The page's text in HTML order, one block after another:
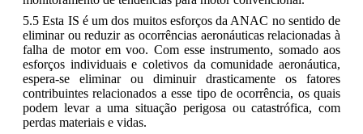
5.5 Esta IS é um dos muitos esforços da ANAC no sentido de
eliminar ou reduzir as ocorrências aeronáuticas relacionadas à
falha de motor em voo. Com esse instrumento, somado aos
esforços individuais e coletivos da comunidade aeronáutica,
espera-se eliminar ou diminuir drasticamente os fatores
contribuintes relacionados a esse tipo de ocorrência, os quais
podem levar a uma situação perigosa ou catastrófica, com
perdas materiais e vidas.